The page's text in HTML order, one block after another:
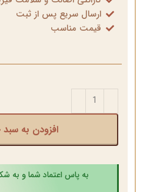
ارسال سریع پس از ثبت
قیمت مناسب
افزودن به
به پاس اعتماد شما و به